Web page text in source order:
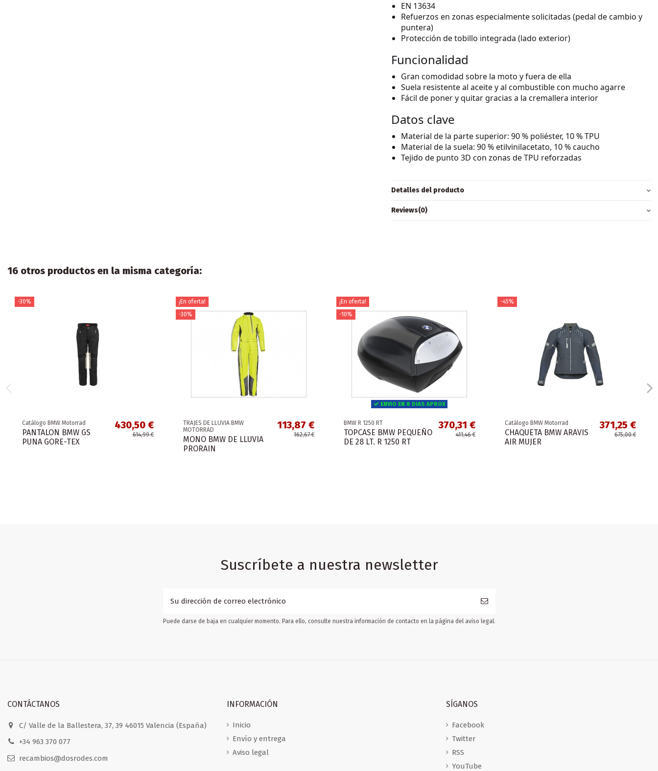
EN 13634
Refuerzos en zonas especialmente solicitadas (pedal de cambio y
puntera)
Protección de tobillo integrada (lado exterior)
Funcionalidad
Gran comodidad sobre la moto y fuera de ella
Suela resistente al aceite y al combustible con mucho agarre
Fácil de poner y quitar gracias a la cremallera interior
Datos clave
Material de la parte superior: 90 % poliéster, 10 % TPU
Material de la suela: 90 % etilvinilacetato, 10 % caucho
Tejido de punto 3D con zonas de TPU reforzadas
Detalles del producto
Reviews(0)
16 otros productos en la misma categoría:
-30%
Catálogo BMW Motorrad
PANTALON BMW GS
PUNA GORE-TEX
430,50 €
614,99 €
¡En oferta!
-30%
TRAJES DE LLUVIA BMW
MOTORRAD
MONO BMW DE LLUVIA
PRORAIN
113,87 €
162,67 €
¡En oferta!
-10%
ENVIO EN 8 DIAS APROX
BMW R 1250 RT
TOPCASE BMW PEQUEÑO
DE 28 LT. R 1250 RT
370,31 €
411,46 €
-45%
Catálogo BMW Motorrad
CHAQUETA BMW ARAVIS
AIR MUJER
371,25 €
675,00 €
Suscríbete a nuestra newsletter
Puede darse de baja en cualquier momento. Para ello, consulte nuestra información de contacto en la página del aviso legal.
CONTÁCTANOS
C/ Valle de la Ballestera, 37, 39 46015 Valencia (España)
+34 963 370 077
recambios@dosrodes.com
INFORMACIÓN
Inicio
Envío y entrega
Aviso legal
SÍGANOS
Facebook
Twitter
RSS
YouTube